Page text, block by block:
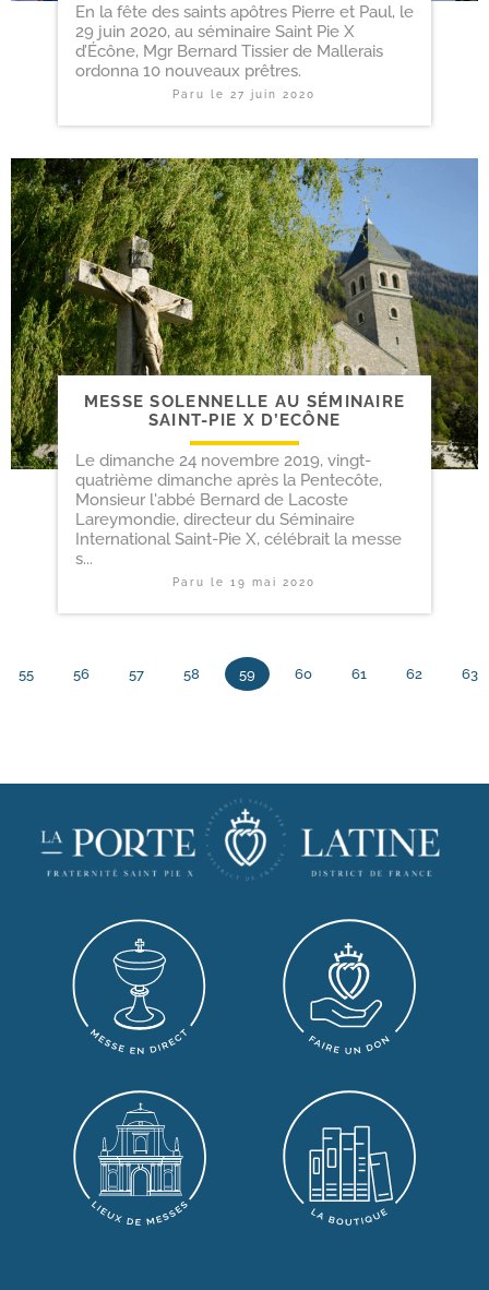
En la fête des saints apôtres Pierre et Paul, le
29 juin 2020, au séminaire Saint Pie X
d’Écône, Mgr Bernard Tissier de Mallerais
ordonna 10 nouveaux prêtres.
Paru le27 juin 2020
MESSE SOLENNELLE AU SÉMINAIRE
SAINT-​PIE X D’ECÔNE
Le dimanche 24 novembre 2019, vingt-
quatrième dimanche après la Pentecôte,
Monsieur l'abbé Bernard de Lacoste
Lareymondie, directeur du Séminaire
International Saint-Pie X, célébrait la messe
s...
Paru le19 mai 2020
55 56 57 58 59 60 61 62 63